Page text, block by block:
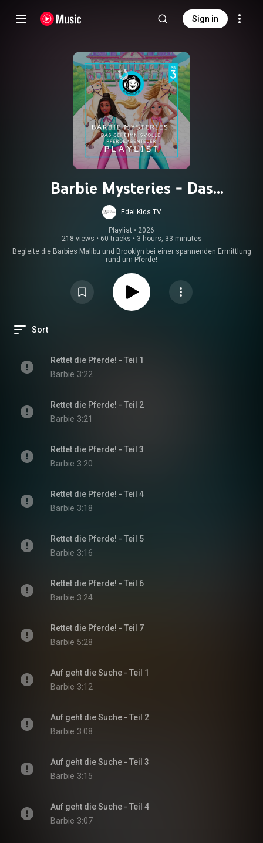
Sign in
Barbie Mysteries - Das
geheimnisvolle Pferdeabenteuer -
Alle Hörspiele
Edel Kids TV
Playlist • 2026
218 views • 60 tracks • 3 hours, 33 minutes
Begleite die Barbies Malibu und Brooklyn bei einer spannenden Ermittlung
rund um Pferde!
Sort
Rettet die Pferde! - Teil 1
Barbie 3:22
Rettet die Pferde! - Teil 2
Barbie 3:21
Rettet die Pferde! - Teil 3
Barbie 3:20
Rettet die Pferde! - Teil 4
Barbie 3:18
Rettet die Pferde! - Teil 5
Barbie 3:16
Rettet die Pferde! - Teil 6
Barbie 3:24
Rettet die Pferde! - Teil 7
Barbie 5:28
Auf geht die Suche - Teil 1
Barbie 3:12
Auf geht die Suche - Teil 2
Barbie 3:08
Auf geht die Suche - Teil 3
Barbie 3:15
Auf geht die Suche - Teil 4
Barbie 3:07